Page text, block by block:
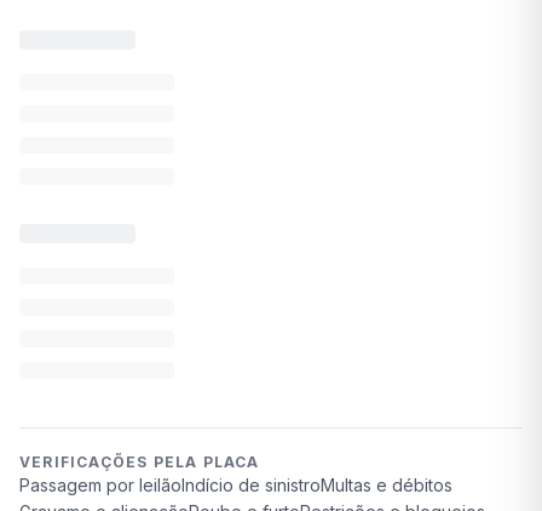
VERIFICAÇÕES PELA PLACA
Passagem por leilãoIndício de sinistroMultas e débitos